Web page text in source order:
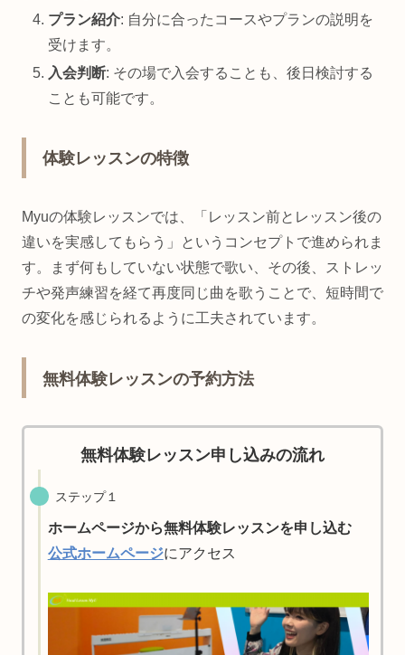
プラン紹介: 自分に合ったコースやプランの説明を
受けます。
入会判断: その場で入会することも、後日検討する
ことも可能です。
体験レッスンの特徴
Myuの体験レッスンでは、「レッスン前とレッスン後の
違いを実感してもらう」というコンセプトで進められま
す。まず何もしていない状態で歌い、その後、ストレッ
チや発声練習を経て再度同じ曲を歌うことで、短時間で
の変化を感じられるように工夫されています。
無料体験レッスンの予約方法
無料体験レッスン申し込みの流れ
ステップ１
ホームページから無料体験レッスンを申し込む
公式ホームページにアクセス